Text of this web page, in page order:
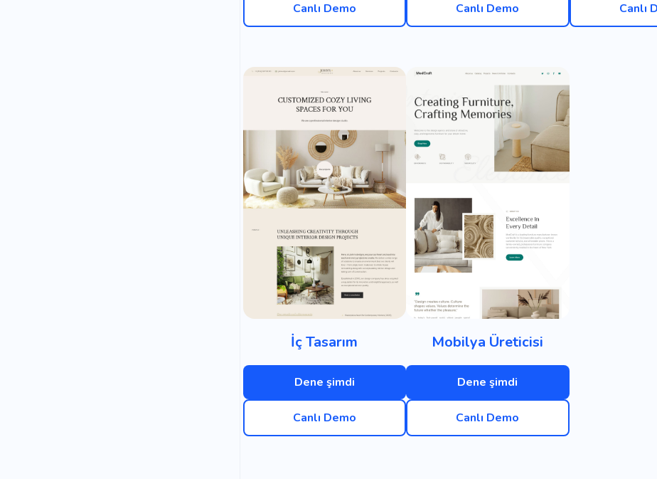
Canlı Demo Canlı Demo Canlı
İç Tasarım
Dene şimdi
Canlı Demo
Mobilya Üreticisi
Dene şimdi
Canlı Demo